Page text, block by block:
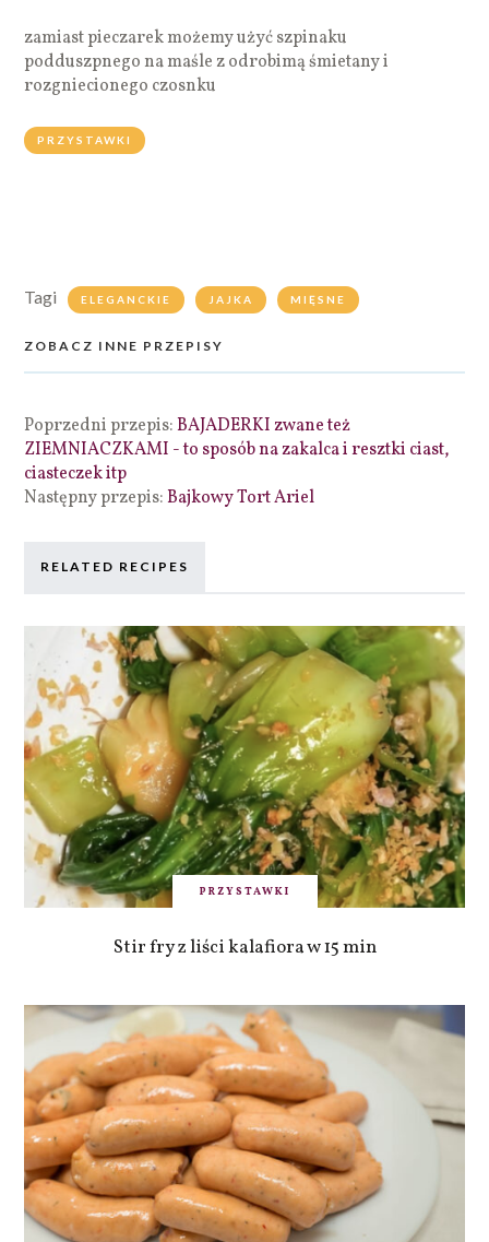
zamiast pieczarek możemy użyć szpinaku
podduszpnego na maśle z odrobimą śmietany i
rozgniecionego czosnku
PRZYSTAWKI
Tagi ELEGANCKIE JAJKA MIĘSNE
ZOBACZ INNE PRZEPISY
Poprzedni przepis:BAJADERKI zwane też
ZIEMNIACZKAMI - to sposób na zakalca i resztki ciast,
ciasteczek itp
Następny przepis:Bajkowy Tort Ariel
RELATED RECIPES
PRZYSTAWKI
Stir fry z liści kalafiora w 15 min